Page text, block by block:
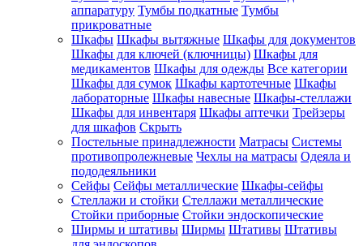
аппаратуру Тумбы подкатные Тумбы
прикроватные
Шкафы Шкафы вытяжные Шкафы для документов
Шкафы для ключей (ключницы) Шкафы для
медикаментов Шкафы для одежды Все категории
Шкафы для сумок Шкафы картотечные Шкафы
лабораторные Шкафы навесные Шкафы-стеллажи
Шкафы для инвентаря Шкафы аптечки Трейзеры
для шкафов Скрыть
Постельные принадлежности Матрасы Системы
противопролежневые Чехлы на матрасы Одеяла и
пододеяльники
Сейфы Сейфы металлические Шкафы-сейфы
Стеллажи и стойки Стеллажи металлические
Стойки приборные Стойки эндоскопические
Ширмы и штативы Ширмы Штативы Штативы